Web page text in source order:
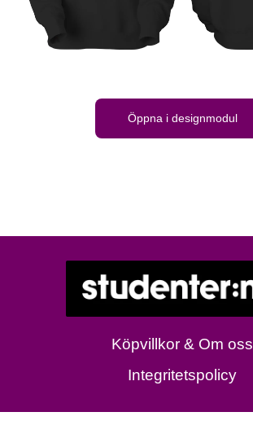
Öppna i designmodul
Köpvillkor & Om oss
Integritetspolicy